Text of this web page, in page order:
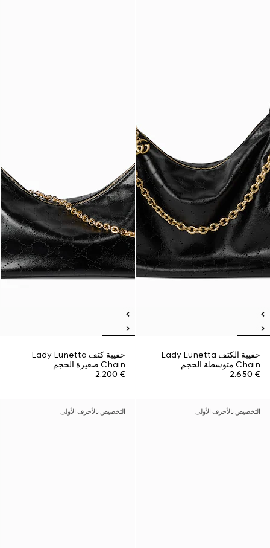
حقيبة الكتف Lady Lunetta
Chain متوسطة الحجم
€ 2.650
حقيبة كتف Lady Lunetta
Chain صغيرة الحجم
€ 2.200
التخصيص بالأحرف الأولى التخصيص بالأحرف الأولى